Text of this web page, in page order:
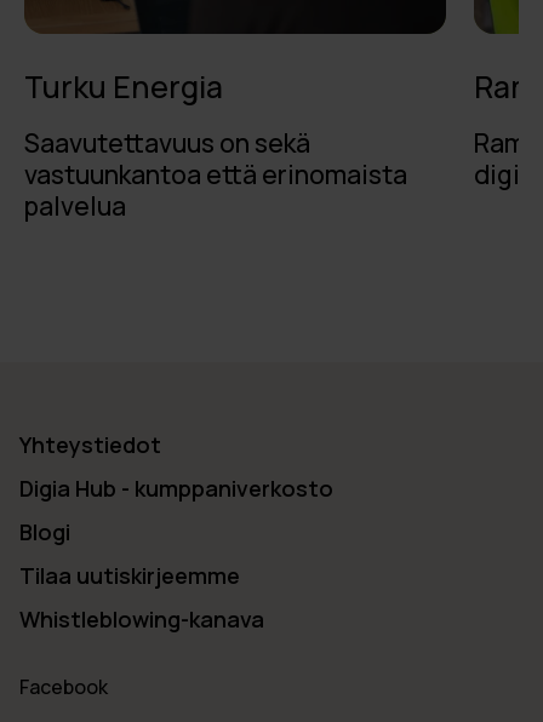
Turku Energia
Saavutettavuus on sekä
vastuunkantoa että erinomaista
palvelua
Yhteystiedot
Digia Hub - kumppaniverkosto
Blogi
Tilaa uutiskirjeemme
Whistleblowing-kanava
Facebook